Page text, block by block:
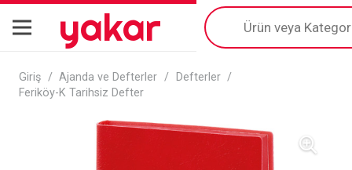
yakar
Products
search
Giriş / Ajanda ve Defterler / Defterler /
Feriköy-K Tarihsiz Defter